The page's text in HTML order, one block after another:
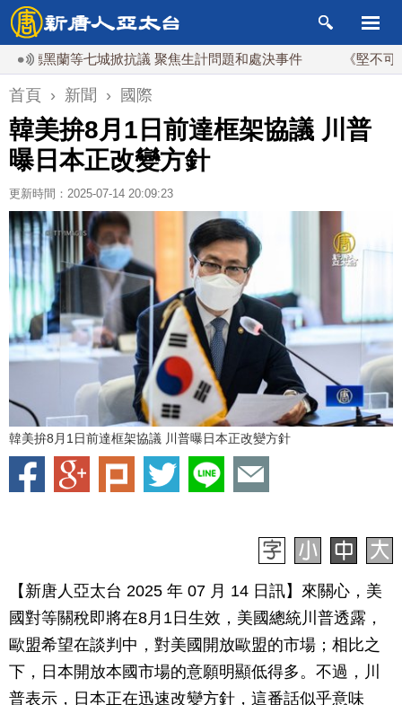
黑蘭等七城掀抗議 聚焦生計問題和處決事件 《堅不可摧》
首頁 › 新聞 › 國際
韓美拚8月1日前達框架協議 川普
曝日本正改變方針
更新時間：2025-07-14 20:09:23
韓美拚8月1日前達框架協議 川普曝日本正改變方針
【新唐人亞太台 2025 年 07 月 14 日訊】來關心，美
國對等關稅即將在8月1日生效，美國總統川普透露，
歐盟希望在談判中，對美國開放歐盟的市場；相比之
下，日本開放本國市場的意願明顯低得多。不過，川
普表示，日本正在迅速改變方針，這番話似乎意味